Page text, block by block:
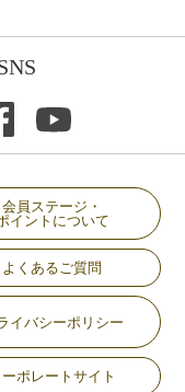
会員ステージ・
イントについて
よくあるご質問
イバシーポリシー
ーポレートサイト